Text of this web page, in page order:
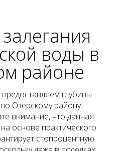
воды в
районе
глубины
Озерскому району.
внимание, что данная
основе практического
стопроцентную